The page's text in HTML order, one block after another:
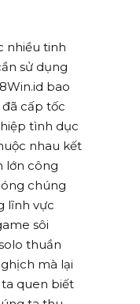
nhiều tinh
sử dụng
bao
cấp tốc
tình dục
nhau kết
lớn công
chúng
lĩnh vực
sôi
thuần
mà lại
quen biết